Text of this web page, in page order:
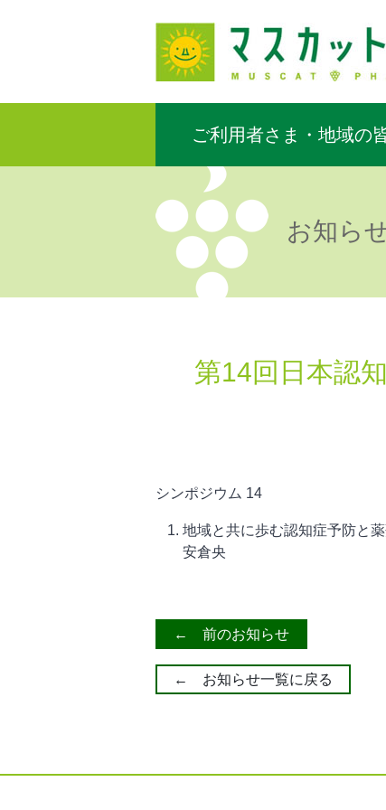
ご利用者さま・地域の
お知ら
第14回日本認
シンポジウム 14
地域と共に歩む認知症予防と
安倉央
← 前のお知らせ
← お知らせ一覧に戻る